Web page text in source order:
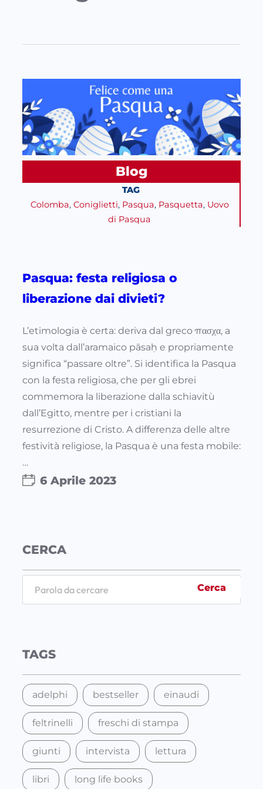
Blog
TAG
Colomba, Coniglietti, Pasqua, Pasquetta, Uovo
di Pasqua
Pasqua: festa religiosa o
liberazione dai divieti?
L’etimologia è certa: deriva dal greco πασχα, a
sua volta dall’aramaico pāsaḥ e propriamente
significa “passare oltre”. Si identifica la Pasqua
con la festa religiosa, che per gli ebrei
commemora la liberazione dalla schiavitù
dall’Egitto, mentre per i cristiani la
resurrezione di Cristo. A differenza delle altre
festività religiose, la Pasqua è una festa mobile:
…
6 Aprile 2023
CERCA
c
Cerca
TAGS
adelphi bestseller einaudi
feltrinelli freschi di stampa
giunti intervista lettura
libri long life books